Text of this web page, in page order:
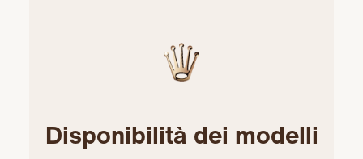
Disponibilità dei modelli